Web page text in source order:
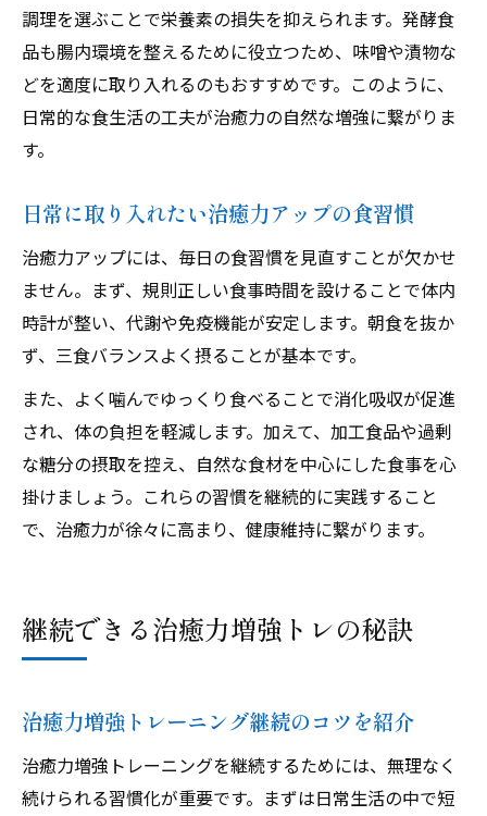
調理を選ぶことで栄養素の損失を抑えられます。発酵食
品も腸内環境を整えるために役立つため、味噌や漬物な
どを適度に取り入れるのもおすすめです。このように、
日常的な食生活の工夫が治癒力の自然な増強に繋がりま
す。
日常に取り入れたい治癒力アップの食習慣
治癒力アップには、毎日の食習慣を見直すことが欠かせ
ません。まず、規則正しい食事時間を設けることで体内
時計が整い、代謝や免疫機能が安定します。朝食を抜か
ず、三食バランスよく摂ることが基本です。
また、よく噛んでゆっくり食べることで消化吸収が促進
され、体の負担を軽減します。加えて、加工食品や過剰
な糖分の摂取を控え、自然な食材を中心にした食事を心
掛けましょう。これらの習慣を継続的に実践すること
で、治癒力が徐々に高まり、健康維持に繋がります。
継続できる治癒力増強トレの秘訣
治癒力増強トレーニング継続のコツを紹介
治癒力増強トレーニングを継続するためには、無理なく
続けられる習慣化が重要です。まずは日常生活の中で短